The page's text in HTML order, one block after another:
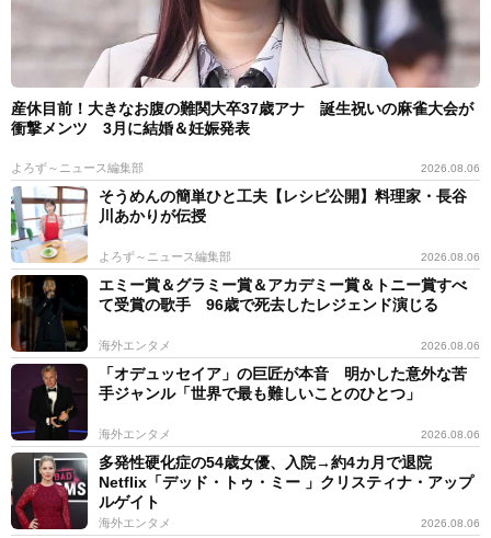
産休目前！大きなお腹の難関大卒37歳アナ 誕生祝いの麻雀大会が
衝撃メンツ 3月に結婚＆妊娠発表
よろず～ニュース編集部 2026.08.06
そうめんの簡単ひと工夫【レシピ公開】料理家・長谷
川あかりが伝授
よろず～ニュース編集部 2026.08.06
エミー賞＆グラミー賞＆アカデミー賞＆トニー賞すべ
て受賞の歌手 96歳で死去したレジェンド演じる
海外エンタメ 2026.08.06
「オデュッセイア」の巨匠が本音 明かした意外な苦
手ジャンル「世界で最も難しいことのひとつ」
海外エンタメ 2026.08.06
多発性硬化症の54歳女優、入院→約4カ月で退院
Netflix「デッド・トゥ・ミー 」クリスティナ・アップ
ルゲイト
海外エンタメ 2026.08.06